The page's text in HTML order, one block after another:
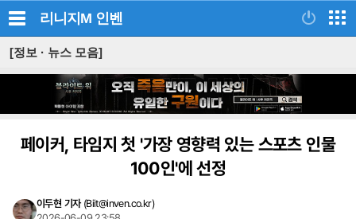
리니지M 인벤
[정보 · 뉴스 모음]
페이커, 타임지 첫 '가장 영향력 있는 스포츠 인물
100인'에 선정
이두현 기자 (Biit@inven.co.kr)